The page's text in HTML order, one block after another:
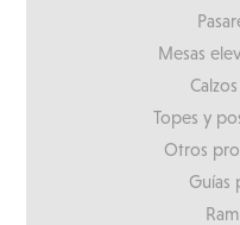
Mesas
Topes y
Otros
Guías